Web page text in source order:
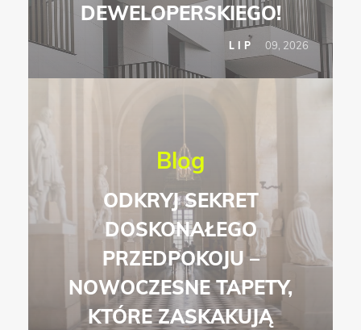
DEWELOPERSKIEGO!
LIP 09, 2026
Blog
ODKRYJ SEKRET
DOSKONAŁEGO
PRZEDPOKOJU –
NOWOCZESNE TAPETY,
KTÓRE ZASKAKUJĄ